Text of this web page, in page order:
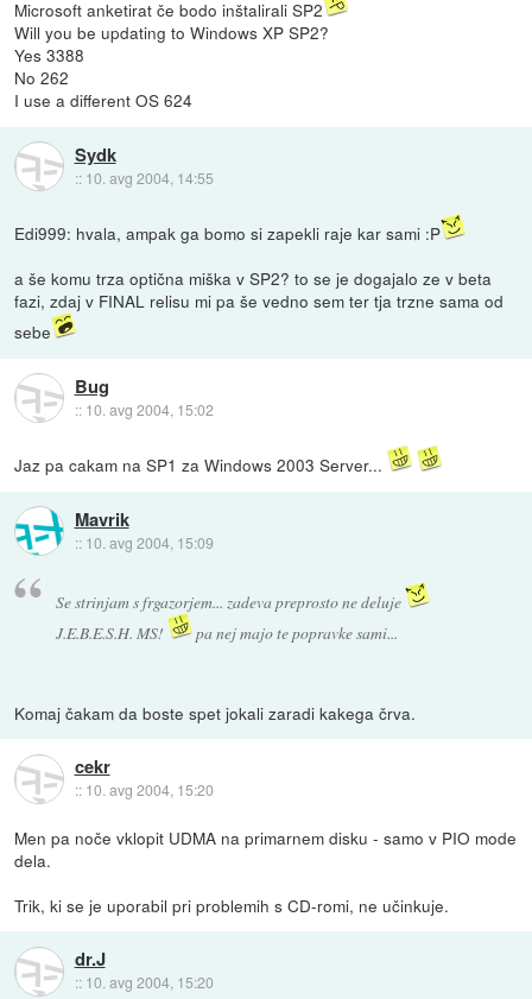
Microsoft anketirat če bodo inštalirali SP2
Will you be updating to Windows XP SP2?
Yes 3388
No 262
I use a different OS 624
Sydk
:: 10. avg 2004, 14:55
Edi999: hvala, ampak ga bomo si zapekli raje kar sami :P
a še komu trza optična miška v SP2? to se je dogajalo ze v beta
fazi, zdaj v FINAL relisu mi pa še vedno sem ter tja trzne sama od
sebe
Bug
:: 10. avg 2004, 15:02
Jaz pa cakam na SP1 za Windows 2003 Server...
Mavrik
:: 10. avg 2004, 15:09
Se strinjam s frgazorjem... zadeva preprosto ne deluje
J.E.B.E.S.H. MS!
pa nej majo te popravke sami...
Komaj čakam da boste spet jokali zaradi kakega črva.
cekr
:: 10. avg 2004, 15:20
Men pa noče vklopit UDMA na primarnem disku - samo v PIO mode
dela.
Trik, ki se je uporabil pri problemih s CD-romi, ne učinkuje.
dr.J
:: 10. avg 2004, 15:20